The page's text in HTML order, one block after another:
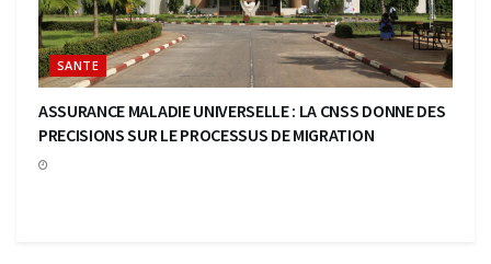
SANTE
ASSURANCE MALADIE UNIVERSELLE : LA CNSS DONNE DES
PRECISIONS SUR LE PROCESSUS DE MIGRATION